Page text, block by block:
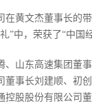
在黄文杰董事长
”中，荣获了“中国
山东高速集团董
事长刘建顺、初
股股份有限公司